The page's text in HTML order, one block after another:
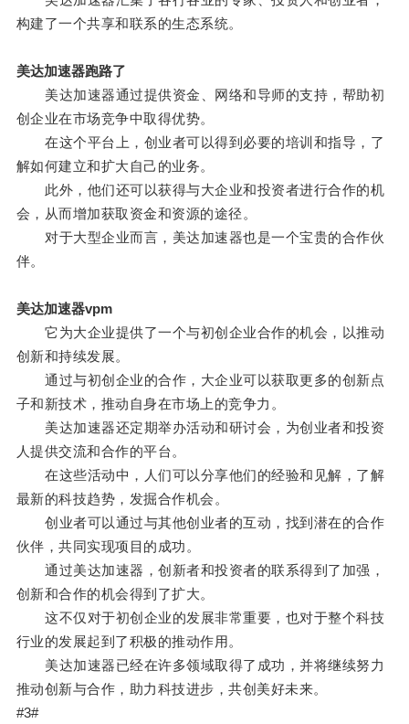
构建了一个共享和联系的生态系统。
美达加速器跑路了
美达加速器通过提供资金、网络和导师的支持，帮助初
创企业在市场竞争中取得优势。
在这个平台上，创业者可以得到必要的培训和指导，了
解如何建立和扩大自己的业务。
此外，他们还可以获得与大企业和投资者进行合作的机
会，从而增加获取资金和资源的途径。
对于大型企业而言，美达加速器也是一个宝贵的合作伙
伴。
美达加速器vpm
它为大企业提供了一个与初创企业合作的机会，以推动
创新和持续发展。
通过与初创企业的合作，大企业可以获取更多的创新点
子和新技术，推动自身在市场上的竞争力。
美达加速器还定期举办活动和研讨会，为创业者和投资
人提供交流和合作的平台。
在这些活动中，人们可以分享他们的经验和见解，了解
最新的科技趋势，发掘合作机会。
创业者可以通过与其他创业者的互动，找到潜在的合作
伙伴，共同实现项目的成功。
通过美达加速器，创新者和投资者的联系得到了加强，
创新和合作的机会得到了扩大。
这不仅对于初创企业的发展非常重要，也对于整个科技
行业的发展起到了积极的推动作用。
美达加速器已经在许多领域取得了成功，并将继续努力
推动创新与合作，助力科技进步，共创美好未来。
#3#